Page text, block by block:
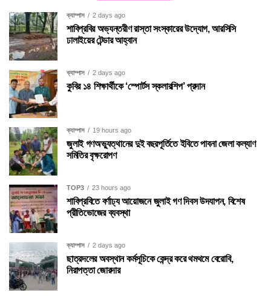
ক্যাম্পাস 2 days ago
শাবিপ্রবির অভ্যন্তরীণ রাস্তা সংস্কারের উদ্যোগ, আরসিসি
ঢালাইয়ের টেন্ডার আহ্বান
ক্যাম্পাস 2 days ago
কুবির ১৪ শিক্ষার্থীকে ‘স্পোর্টস স্কলারশিপ’ প্রদান
ক্যাম্পাস 19 hours ago
জুলাই গণঅভ্যুত্থানের দুই বছরপূর্তিতে ইবিতে পাবনা জেলা কল্যাণ
সমিতির বৃক্ষরোপণ
TOP3 23 hours ago
শাবিপ্রবিতে বর্ণাঢ্য আয়োজনে জুলাই গণ দিবস উদযাপন, বিশেষ
প্রীতিভোজের ব্যবস্থা
ক্যাম্পাস 2 days ago
ছাত্রদলের অবস্থান কর্মসূচিকে কেন্দ্র করে থমথমে বেরোবি,
নিরাপত্তা জোরদার